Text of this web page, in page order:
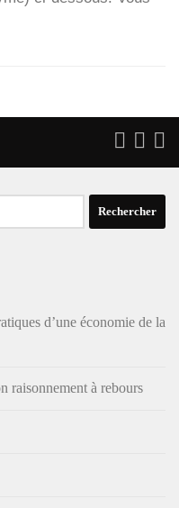
d’une économie de la
raisonnement à rebours